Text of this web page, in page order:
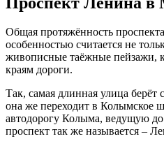
Общая протяжённость
особенностью считается не
живописные таёжные пейзажи,
краям дороги.
Так, самая длинная улица берёт
она же переходит в Колымское
автодорогу Колыма, ведущую
проспект так же называется –